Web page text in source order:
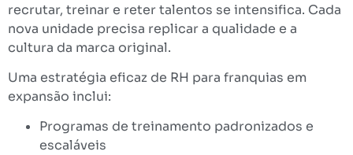
recrutar, treinar e reter talentos se intensifica. Cada
nova unidade precisa replicar a qualidade e a
cultura da marca original.
Uma estratégia eficaz de RH para franquias em
expansão inclui:
Programas de treinamento padronizados e
escaláveis